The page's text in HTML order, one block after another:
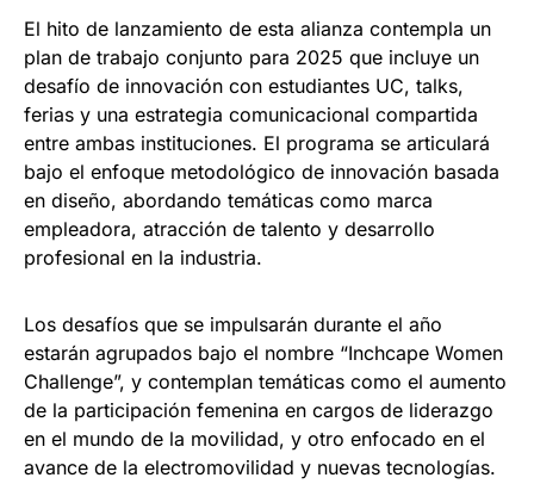
El hito de lanzamiento de esta alianza contempla un
plan de trabajo conjunto para 2025 que incluye un
desafío de innovación con estudiantes UC, talks,
ferias y una estrategia comunicacional compartida
entre ambas instituciones. El programa se articulará
bajo el enfoque metodológico de innovación basada
en diseño, abordando temáticas como marca
empleadora, atracción de talento y desarrollo
profesional en la industria.
Los desafíos que se impulsarán durante el año
estarán agrupados bajo el nombre “Inchcape Women
Challenge”, y contemplan temáticas como el aumento
de la participación femenina en cargos de liderazgo
en el mundo de la movilidad, y otro enfocado en el
avance de la electromovilidad y nuevas tecnologías.